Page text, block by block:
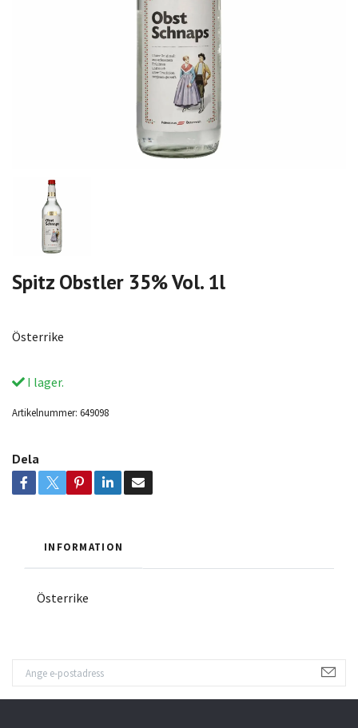
Spitz Obstler 35% Vol. 1l
Österrike
I lager.
Artikelnummer: 649098
Dela
INFORMATION
Österrike